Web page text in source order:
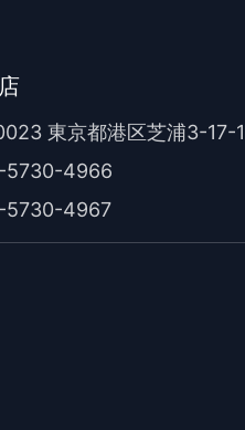
東京都港区芝浦3-17-
5730-4966
5730-4967